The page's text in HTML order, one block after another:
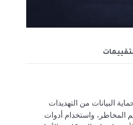
البيانات من التهديدات
المخاطر، واستخدام أدوات